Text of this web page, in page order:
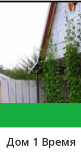
Дом 1 Время